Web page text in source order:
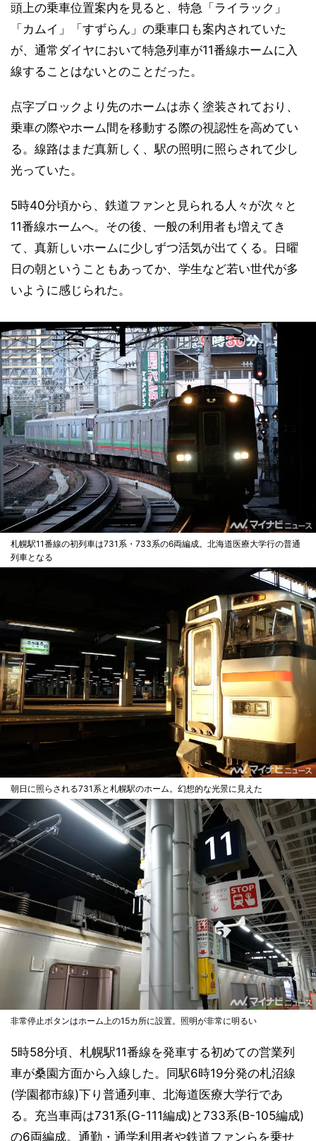
頭上の乗車位置案内を見ると、特急「ライラック」
「カムイ」「すずらん」の乗車口も案内されていた
が、通常ダイヤにおいて特急列車が11番線ホームに入
線することはないとのことだった。
点字ブロックより先のホームは赤く塗装されており、
乗車の際やホーム間を移動する際の視認性を高めてい
る。線路はまだ真新しく、駅の照明に照らされて少し
光っていた。
5時40分頃から、鉄道ファンと見られる人々が次々と
11番線ホームへ。その後、一般の利用者も増えてき
て、真新しいホームに少しずつ活気が出てくる。日曜
日の朝ということもあってか、学生など若い世代が多
いように感じられた。
札幌駅11番線の初列車は731系・733系の6両編成。北海道医療大学行の普通
列車となる
朝日に照らされる731系と札幌駅のホーム。幻想的な光景に見えた
非常停止ボタンはホーム上の15カ所に設置。照明が非常に明るい
5時58分頃、札幌駅11番線を発車する初めての営業列
車が桑園方面から入線した。同駅6時19分発の札沼線
(学園都市線)下り普通列車、北海道医療大学行であ
る。充当車両は731系(G-111編成)と733系(B-105編成)
の6両編成。通勤・通学利用者や鉄道ファンらを乗せ